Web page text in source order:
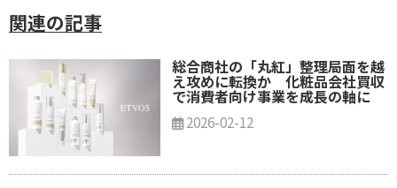
関連の記事
総合商社の「丸紅」整理局面を越
え攻めに転換か 化粧品会社買収
で消費者向け事業を成⻑の軸に
2026-02-12